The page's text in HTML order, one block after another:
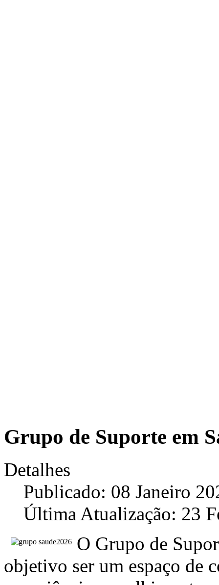
Grupo de Suporte em
Detalhes
Publicado: 08 Janeiro
Última Atualização: 23
O Grupo de
objetivo ser um espaço de